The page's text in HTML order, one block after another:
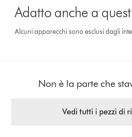
Adatto anche a
Alcuni apparecchi sono esclusi dagli
Non è la parte che
Vedi tutti i pezzi di